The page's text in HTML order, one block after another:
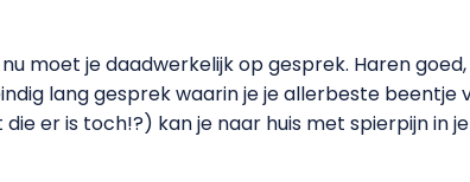
nu moet je daadwerkelijk op gesprek. Haren
lang gesprek waarin je je allerbeste beentje
er is toch!?) kan je naar huis met spierpijn in